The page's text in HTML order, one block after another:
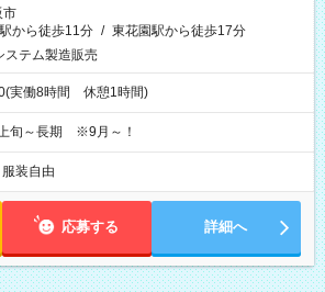
市
から徒歩11分 / 東花園駅から徒歩17分
ステム製造販売
実働8時間 休憩1時間)
旬～長期 ※9月～！
服装自由
応募する 詳細へ